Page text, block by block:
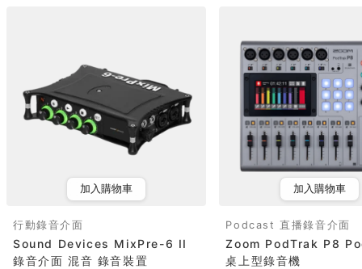
加入購物車
行動錄音介面
Sound Devices MixPre-6 II
錄音介面 混音 錄音裝置
加入購物車
Podcast 直播錄音介面
Zoom PodTrak P8
桌上型錄音機